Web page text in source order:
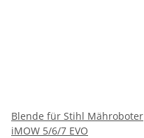
Blende für Stihl Mähroboter
iMOW 5/6/7 EVO